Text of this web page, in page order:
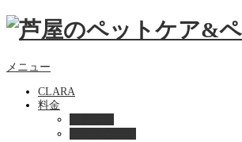
メニュー
CLARA
料金